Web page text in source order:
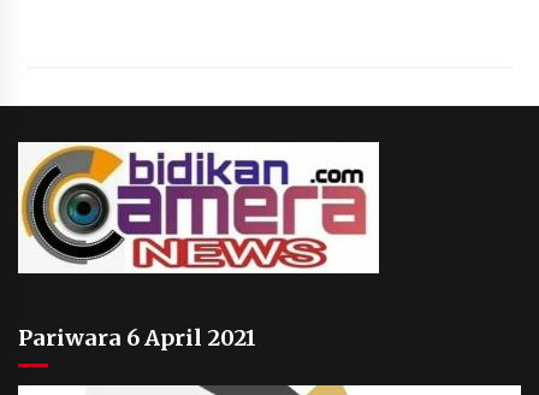
Pariwara 6 April 2021